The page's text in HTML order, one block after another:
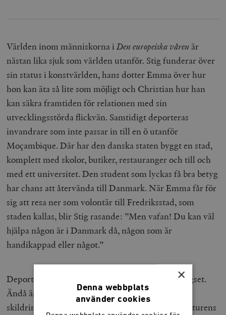
Världen inom människorna iDen europeiska våren är
nästan lika sjuk som världen utanför. Stig funderar över
sin status i konstvärlden, hans dotter Emma över hur
hon kan äta så lite som möjligt och Christian hur han
kan säkra framtiden för relationen med sin
utvecklingsstörda flickvän. Samtidigt deporteras
invandrare som inte passar in till en ö utanför
Moçambique. Där har den danska staten byggt en stad,
komplett med skolor, butiker, restauranger och till och
med ett universitet. Den student som lyckas få bra betyg
har chans att återvända till Danmark. När Emma får för
sig att resa ner som volontär till Fredriksstad, som
staden kallas, blir Stig rasande: ”Men vafan! Du kan väl
hjälpa någon är i Danmark då, någon som är
handikappad eller något.”
Deportera invandrare till Moçambique låter avlägset.
Ändå är Colling Nielsens roman skrämmande i
skildringen av ett framtida samhälle där mångkulturens
×
Denna webbplats
använder cookies